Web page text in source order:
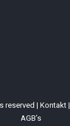
reserved | Kontakt |
AGB’s